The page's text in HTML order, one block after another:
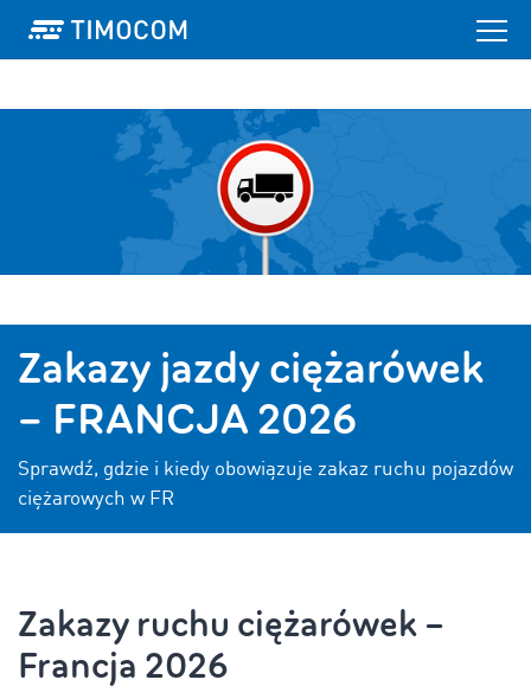
Zakazy jazdy ciężarówek
– FRANCJA 2026
Sprawdź, gdzie i kiedy obowiązuje zakaz ruchu pojazdów
ciężarowych w FR
Zakazy ruchu ciężarówek –
Francja 2026